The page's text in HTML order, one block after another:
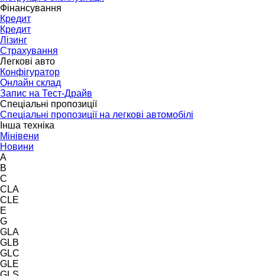
Фінансування
Кредит
Кредит
Лізинг
Страхування
Легкові авто
Конфігуратор
Онлайн склад
Запис на Тест-Драйв
Спеціальні пропозиції
Спеціальні пропозиції на легкові автомобілі
Інша техніка
Мінівени
Новини
A
B
C
CLA
CLE
E
G
GLA
GLB
GLC
GLE